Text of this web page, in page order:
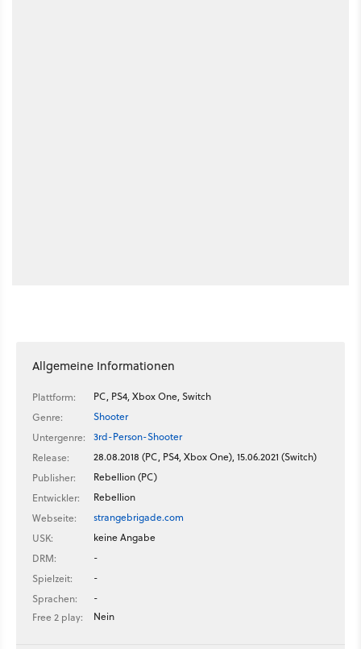
Allgemeine Informationen
Plattform:
PC, PS4, Xbox One, Switch
Genre:
Shooter
Untergenre:
3rd-Person-Shooter
Release:
28.08.2018 (PC, PS4, Xbox One), 15.06.2021 (Switch)
Publisher:
Rebellion (PC)
Entwickler:
Rebellion
Webseite:
strangebrigade.com
USK:
keine Angabe
DRM:
-
Spielzeit:
-
Sprachen:
-
Free 2 play:
Nein